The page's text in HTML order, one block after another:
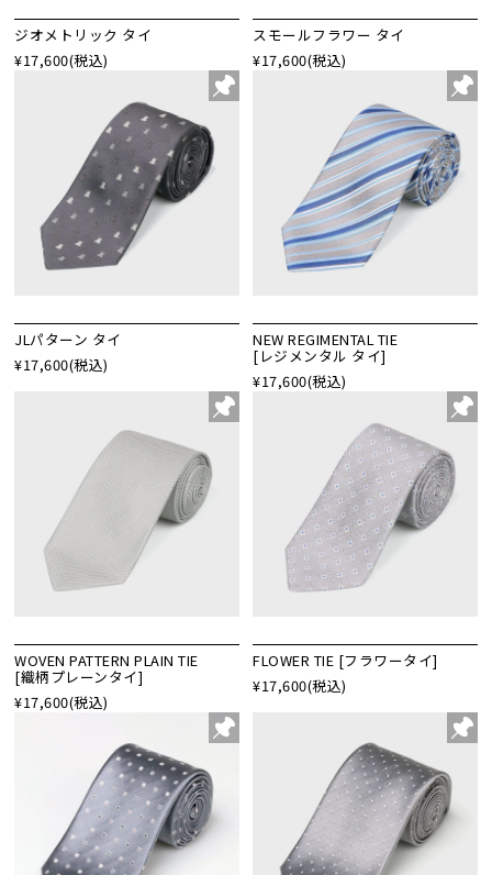
ジオメトリック タイ
¥17,600(税込)
スモールフラワー タイ
¥17,600(税込)
JLパターン タイ
¥17,600(税込)
NEW REGIMENTAL TIE
[レジメンタル タイ]
¥17,600(税込)
WOVEN PATTERN PLAIN TIE
[織柄プレーンタイ]
¥17,600(税込)
FLOWER TIE [フラワータイ]
¥17,600(税込)